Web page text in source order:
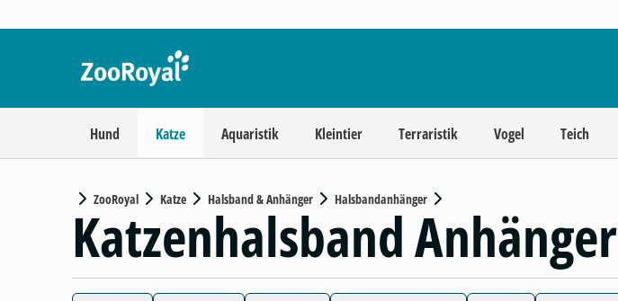
Hund Katze Aquaristik Kleintier Terraristik Vogel Teich
ZooRoyal Katze Halsband & Anhänger Halsbandanhänger
Katzenhalsband Anhänger